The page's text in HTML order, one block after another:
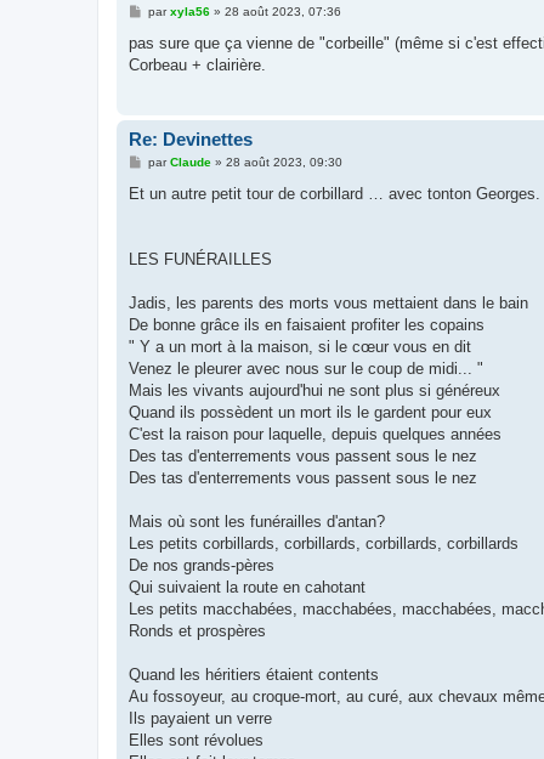
M
s
a
parxyla56» 28 août 2023, 07:36
pas sure que ça vienne de "corbeille" (même si c'est
Corbeau + clairière.
Re: Devinettes
M
s
parClaude» 28 août 2023, 09:30
Et un autre petit tour de corbillard … avec tonton Georges.
LES FUNÉRAILLES
Jadis, les parents des morts vous mettaient dans le bain
De bonne grâce ils en faisaient profiter les copains
" Y a un mort à la maison, si le cœur vous en dit
Venez le pleurer avec nous sur le coup de midi... "
Mais les vivants aujourd'hui ne sont plus si généreux
Quand ils possèdent un mort ils le gardent pour eux
C'est la raison pour laquelle, depuis quelques années
Des tas d'enterrements vous passent sous le nez
Des tas d'enterrements vous passent sous le nez
Mais où sont les funérailles d'antan?
Les petits corbillards, corbillards, corbillards, corbillards
De nos grands-pères
Qui suivaient la route en cahotant
Les petits macchabées, macchabées, macchabées,
Ronds et prospères
Quand les héritiers étaient contents
Au fossoyeur, au croque-mort, au curé, aux chevaux
Ils payaient un verre
Elles sont révolues